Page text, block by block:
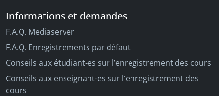
Informations et demandes
F.A.Q. Mediaserver
F.A.Q. Enregistrements par défaut
Conseils aux étudiant-es sur l’enregistrement des cours
Conseils aux enseignant-es sur l'enregistrement des
cours